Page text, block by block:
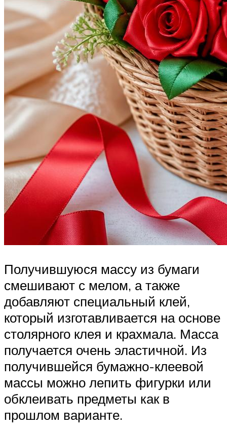
Получившуюся массу из бумаги
смешивают с мелом, а также
добавляют специальный клей,
который изготавливается на основе
столярного клея и крахмала. Масса
получается очень эластичной. Из
получившейся бумажно-клеевой
массы можно лепить фигурки или
обклеивать предметы как в
прошлом варианте.